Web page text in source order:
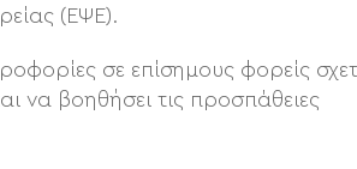
(ΕΨΕ).
σε επίσημους φορείς
να βοηθήσει τις προσπάθειες